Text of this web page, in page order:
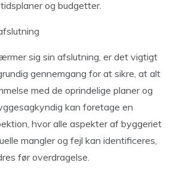
og budgetter.
sig sin afslutning, er det vigtigt
gennemgang for at sikre, at alt
med de oprindelige planer og
kan foretage en
hvor alle aspekter af byggeriet
mangler og fejl kan identificeres,
før overdragelse.